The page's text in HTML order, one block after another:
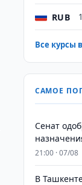
RUB
Все курсы
САМОЕ
Сенат
21:00 · 07/08
В